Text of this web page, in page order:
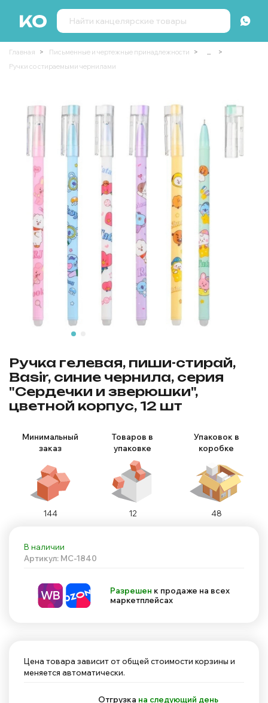
Главная Письменные и чертежные принадлежности
...
Ручки со стираемыми чернилами
В наличии
Артикул: MC-1840
Разрешен к продаже на всех
маркетплейсах
Цена товара зависит от общей стоимости корзины и
меняется автоматически.
Отгрузка на следующий день
Ручка гелевая, пиши-стирай,
Basir, синие чернила, серия
"Сердечки и зверюшки",
цветной корпус, 12 шт
Минимальный
заказ
Товаров в
упаковке
Упаковок в
коробке
144 12 48